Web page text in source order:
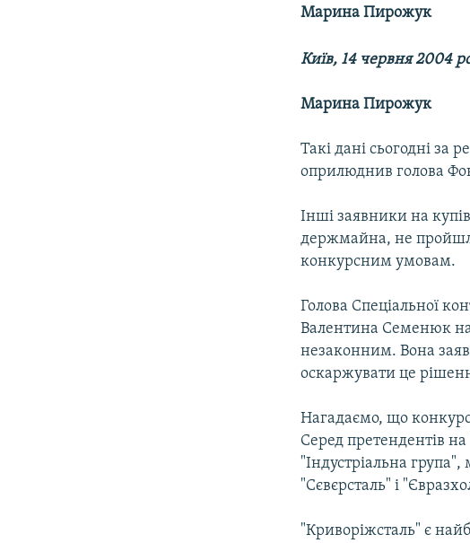
Марина Пирожук
Київ, 14 червня 2004
Марина Пирожук
Такі дані сьогодні за
оприлюднив голова
Інші заявники на
держмайна, не пройшли
конкурсним умовам.
Голова Спеціальної
Валентина Семенюк
незаконним. Вона
оскаржувати це
Нагадаємо, що
Серед претендентів
"Індустріальна
"Сєвєрсталь" і
"Криворіжсталь" є